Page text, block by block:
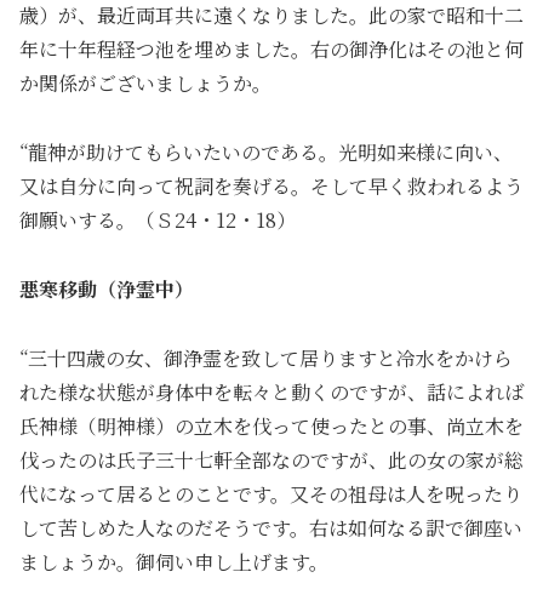
歳）が、最近両耳共に遠くなりました。此の家で昭和十二
年に十年程経つ池を埋めました。右の御浄化はその池と何
か関係がございましょうか。
“龍神が助けてもらいたいのである。光明如来様に向い、
又は自分に向って祝詞を奏げる。そして早く救われるよう
御願いする。（Ｓ24・12・18）
悪寒移動（浄霊中）
“三十四歳の女、御浄霊を致して居りますと冷水をかけら
れた様な状態が身体中を転々と動くのですが、話によれば
氏神様（明神様）の立木を伐って使ったとの事、尚立木を
伐ったのは氏子三十七軒全部なのですが、此の女の家が総
代になって居るとのことです。又その祖母は人を呪ったり
して苦しめた人なのだそうです。右は如何なる訳で御座い
ましょうか。御伺い申し上げます。